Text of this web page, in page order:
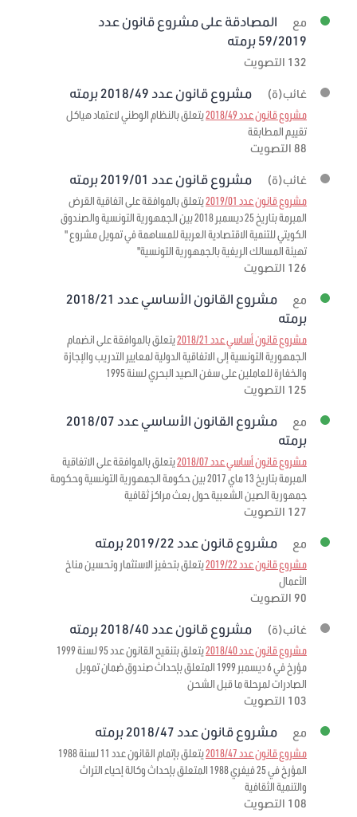
مع
المصادقة على مشروع قانون عدد
59/2019 برمته
132 التصويت
غائب(ة) مشروع قانون عدد 2018/49 برمته
مشروع قانون عدد 2018/49
يتعلق بالنظام الوطني لاعتماد هياكل
تقييم المطابقة
88 التصويت
غائب(ة) مشروع قانون عدد 2019/01 برمته
مشروع قانون عدد 2019/01
يتعلق بالموافقة على اتفاقية القرض
المبرمة بتاريخ 25 ديسمبر 2018 بين الجمهورية التونسية والصندوق
الكويتي للتنمية الاقتصادية العربية للمساهمة في تمويل مشروع "
تهيئة المسالك الريفية بالجمهورية التونسية"
126 التصويت
مع
مشروع القانون الأساسي عدد 2018/21
برمته
مشروع قانون أساسي عدد 2018/21
يتعلق بالموافقة على انضمام
الجمهورية التونسية إلى الاتفاقية الدولية لمعايير التدريب والإجازة
والخفارة للعاملين على سفن الصيد البحري لسنة 1995
125 التصويت
مع
مشروع القانون الأساسي عدد 2018/07
برمته
مشروع قانون أساسي عدد 2018/07
يتعلق بالموافقة على الاتفاقية
المبرمة بتاريخ 13 ماي 2017 بين حكومة الجمهورية التونسية وحكومة
جمهورية الصين الشعبية حول بعث مراكز ثقافية
127 التصويت
مع مشروع قانون عدد 2019/22 برمته
مشروع قانون عدد 2019/22
يتعلق بتحفيز الاستثمار وتحسين مناخ
الأعمال
90 التصويت
غائب(ة) مشروع قانون عدد 2018/40 برمته
مشروع قانون عدد 2018/40
يتعلق بتنقيح القانون عدد 95 لسنة 1999
مؤرخ في 6 ديسمبر 1999 المتعلق بإحداث صندوق ضمان تمويل
الصادرات لمرحلة ما قبل الشحن
103 التصويت
مع مشروع قانون عدد 2018/47 برمته
مشروع قانون عدد 2018/47
يتعلق بإتمام القانون عدد 11 لسنة 1988
المؤرخ في 25 فيفري 1988 المتعلق بإحداث وكالة إحياء التراث
والتنمية الثقافية
108 التصويت